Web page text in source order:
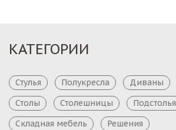
КАТЕГОРИИ
Стулья Полукресла Диваны
Столы
Столешницы
Подстолья
Складная мебель
Решения